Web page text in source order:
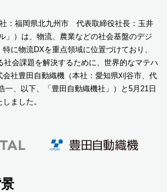
：福岡県北九州市 代表取締役社長：玉井
」）は、物流、農業などの社会基盤のデジ
に物流DXを重点領域に位置づけており、
社会課題を解決するために、世界的なマテハ
社豊田自動織機（本社：愛知県刈谷市、代
、以下、「豊田自動織機社」）と5月21日
ました。